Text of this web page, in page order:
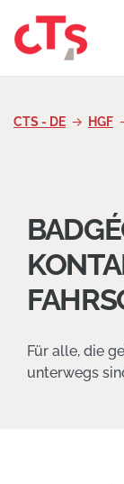
CTS - DE HGF
Für alle, die
unterwegs